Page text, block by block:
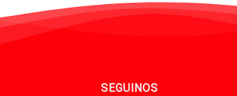
SEGUINOS